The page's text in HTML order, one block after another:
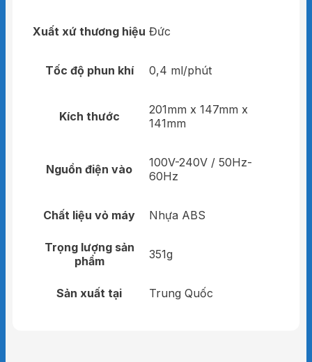
Xuất xứ thương hiệu Đức
Tốc độ phun khí 0,4 ml/phút
Kích thước
201mm x 147mm x
141mm
Nguồn điện vào
100V-240V / 50Hz-
60Hz
Chất liệu vỏ máy Nhựa ABS
Trọng lượng sản
phẩm
351g
Sản xuất tại Trung Quốc